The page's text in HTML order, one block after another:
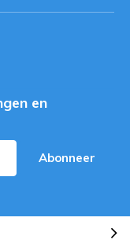
en
Abonneer